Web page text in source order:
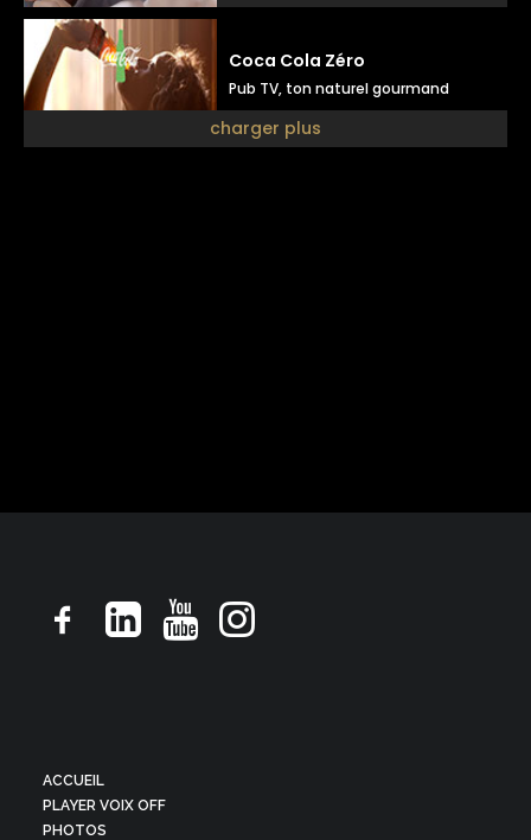
Coca Cola Zéro
Pub TV, ton naturel gourmand
charger plus
ACCUEIL
PLAYER VOIX OFF
PHOTOS